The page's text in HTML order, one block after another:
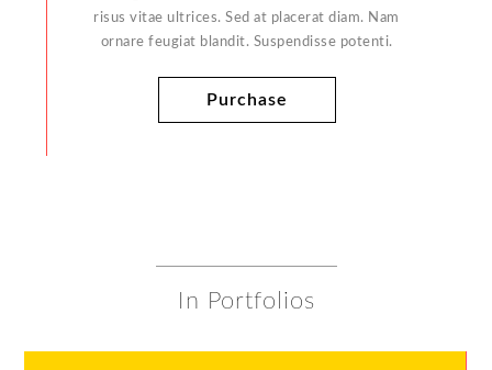
risus vitae ultrices. Sed at placerat diam. Nam
ornare feugiat blandit. Suspendisse potenti.
Purchase
In Portfolios